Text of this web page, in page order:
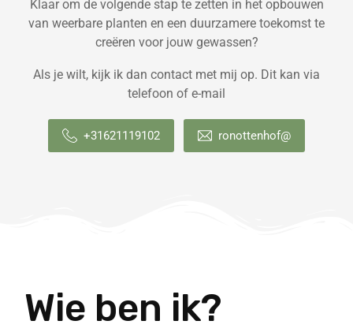
Klaar om de volgende stap te zetten in het opbouwen
van weerbare planten en een duurzamere toekomst te
creëren voor jouw gewassen?
Als je wilt, kijk ik dan contact met mij op. Dit kan via
telefoon of e-mail
+31621119102 ronottenhof@
Wie ben ik?